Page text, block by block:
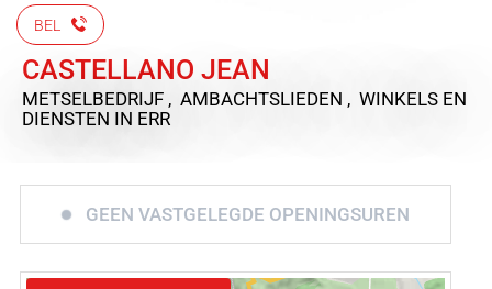
BEL
CASTELLANO JEAN
METSELBEDRIJF , AMBACHTSLIEDEN , WINKELS EN
DIENSTEN IN ERR
GEEN VASTGELEGDE OPENINGSUREN